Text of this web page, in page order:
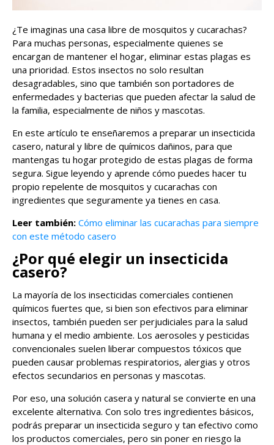
¿Te imaginas una casa libre de mosquitos y cucarachas?
Para muchas personas, especialmente quienes se
encargan de mantener el hogar, eliminar estas plagas es
una prioridad. Estos insectos no solo resultan
desagradables, sino que también son portadores de
enfermedades y bacterias que pueden afectar la salud de
la familia, especialmente de niños y mascotas.
En este artículo te enseñaremos a preparar un insecticida
casero, natural y libre de químicos dañinos, para que
mantengas tu hogar protegido de estas plagas de forma
segura. Sigue leyendo y aprende cómo puedes hacer tu
propio repelente de mosquitos y cucarachas con
ingredientes que seguramente ya tienes en casa.
Leer también: Cómo eliminar las cucarachas para siempre
con este método casero
¿Por qué elegir un insecticida
casero?
La mayoría de los insecticidas comerciales contienen
químicos fuertes que, si bien son efectivos para eliminar
insectos, también pueden ser perjudiciales para la salud
humana y el medio ambiente. Los aerosoles y pesticidas
convencionales suelen liberar compuestos tóxicos que
pueden causar problemas respiratorios, alergias y otros
efectos secundarios en personas y mascotas.
Por eso, una solución casera y natural se convierte en una
excelente alternativa. Con solo tres ingredientes básicos,
podrás preparar un insecticida seguro y tan efectivo como
los productos comerciales, pero sin poner en riesgo la